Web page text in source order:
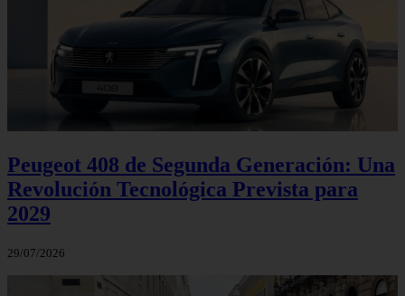
Peugeot 408 de Segunda Generación: Una
Revolución Tecnológica Prevista para
2029
29/07/2026